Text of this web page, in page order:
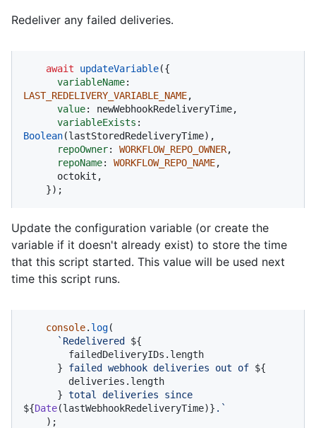
Redeliver any failed deliveries.
await updateVariable({
variableName
LAST_REDELIVERY_VARIABLE_NAME,
value: newWebhookRedeliveryTime,
variableExists
Boolean(lastStoredRedeliveryTime),
repoOwner: WORKFLOW_REPO_OWNER,
repoName: WORKFLOW_REPO_NAME,
    });
Update the configuration variable (or create the
variable if it doesn't already exist) to store the time
that this script started. This value will be used next
time this script runs.
console. log(
`Redelivered ${
      }
failed webhook deliveries out of ${
      }
${Date(lastWebhookRedeliveryTime)} .`